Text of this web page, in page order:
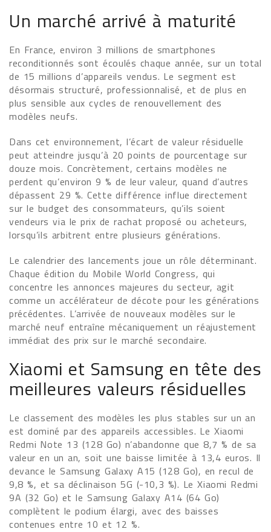
Un marché arrivé à maturité
En France, environ 3 millions de smartphones
reconditionnés sont écoulés chaque année, sur un total
de 15 millions d’appareils vendus. Le segment est
désormais structuré, professionnalisé, et de plus en
plus sensible aux cycles de renouvellement des
modèles neufs.
Dans cet environnement, l’écart de valeur résiduelle
peut atteindre jusqu’à 20 points de pourcentage sur
douze mois. Concrètement, certains modèles ne
perdent qu’environ 9 % de leur valeur, quand d’autres
dépassent 29 %. Cette différence influe directement
sur le budget des consommateurs, qu’ils soient
vendeurs via le prix de rachat proposé ou acheteurs,
lorsqu’ils arbitrent entre plusieurs générations.
Le calendrier des lancements joue un rôle déterminant.
Chaque édition du Mobile World Congress, qui
concentre les annonces majeures du secteur, agit
comme un accélérateur de décote pour les générations
précédentes. L’arrivée de nouveaux modèles sur le
marché neuf entraîne mécaniquement un réajustement
immédiat des prix sur le marché secondaire.
Xiaomi et Samsung en tête des
meilleures valeurs résiduelles
Le classement des modèles les plus stables sur un an
est dominé par des appareils accessibles. Le Xiaomi
Redmi Note 13 (128 Go) n’abandonne que 8,7 % de sa
valeur en un an, soit une baisse limitée à 13,4 euros. Il
devance le Samsung Galaxy A15 (128 Go), en recul de
9,8 %, et sa déclinaison 5G (-10,3 %). Le Xiaomi Redmi
9A (32 Go) et le Samsung Galaxy A14 (64 Go)
complètent le podium élargi, avec des baisses
contenues entre 10 et 12 %.